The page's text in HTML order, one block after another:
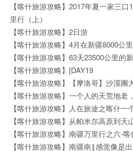
【喀什旅游攻略】2017年夏一家三
里行（上）
【喀什旅游攻略】2日游
【喀什旅游攻略】4月在新疆8000公
【喀什旅游攻略】63天23500公里的
【喀什旅游攻略】[DAY19
【喀什旅游攻略】【摩洛哥】沙漠團
【喀什旅游攻略】一个人的天荒地老
【喀什旅游攻略】人在旅途之喀什
【喀什旅游攻略】从帕米尔高原到天
【喀什旅游攻略】南疆万里行之六-
【喀什旅游攻略】南疆南‖感觉像是